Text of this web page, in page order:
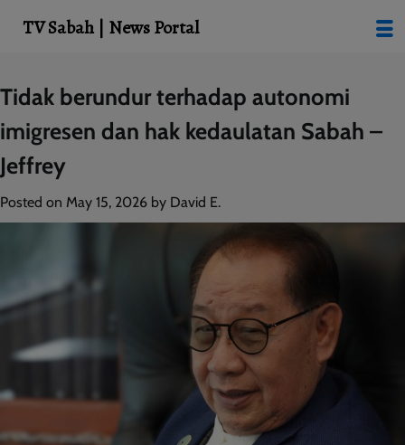
Skip
to
content
Tidak berundur terhadap autonomi
imigresen dan hak kedaulatan Sabah –
Jeffrey
Posted on May 15, 2026 by David E.
TV Sabah | News Portal